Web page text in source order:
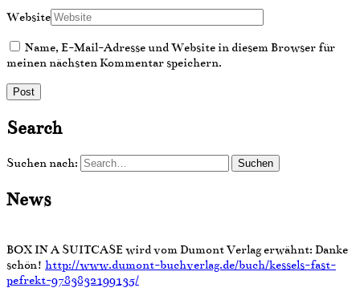
Website
Name, E-Mail-Adresse und Website in diesem Browser für
meinen nächsten Kommentar speichern.
Search
Suchen nach:
News
BOX IN A SUITCASE wird vom Dumont Verlag erwähnt: Danke
schön! http://www.dumont-buchverlag.de/buch/kessels-fast-
pefrekt-9783832199135/